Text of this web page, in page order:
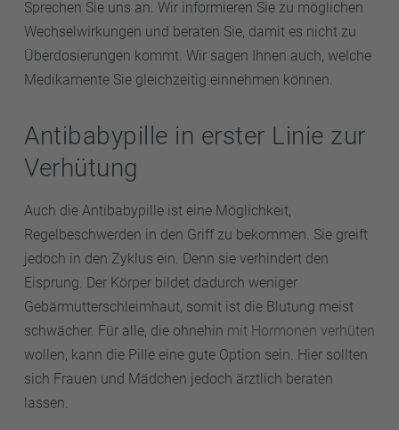
Sprechen Sie uns an. Wir informieren Sie zu möglichen
Wechselwirkungen und beraten Sie, damit es nicht zu
Überdosierungen kommt. Wir sagen Ihnen auch, welche
Medikamente Sie gleichzeitig einnehmen können.
Antibabypille in erster Linie zur
Verhütung
Auch die Antibabypille ist eine Möglichkeit,
Regelbeschwerden in den Griff zu bekommen. Sie greift
jedoch in den Zyklus ein. Denn sie verhindert den
Eisprung. Der Körper bildet dadurch weniger
Gebärmutterschleimhaut, somit ist die Blutung meist
schwächer. Für alle, die ohnehin mit Hormonen verhüten
wollen, kann die Pille eine gute Option sein. Hier sollten
sich Frauen und Mädchen jedoch ärztlich beraten
lassen.